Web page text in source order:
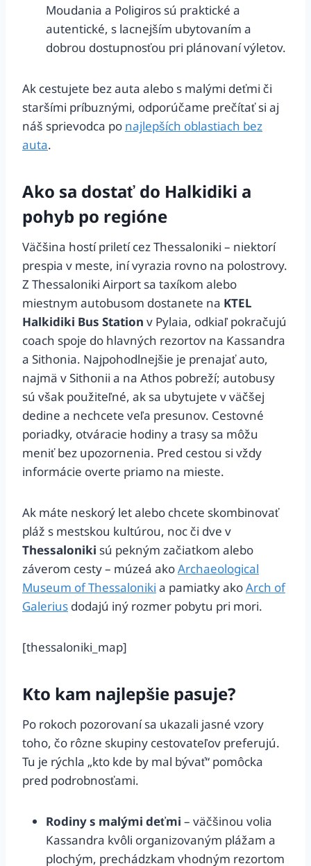
Moudania a Poligiros sú praktické a
autentické, s lacnejším ubytovaním a
dobrou dostupnosťou pri plánovaní výletov.
Ak cestujete bez auta alebo s malými deťmi či
staršími príbuznými, odporúčame prečítať si aj
náš sprievodca po najlepších oblastiach bez
auta.
Ako sa dostať do Halkidiki a
pohyb po regióne
Väčšina hostí priletí cez Thessaloniki – niektorí
prespia v meste, iní vyrazia rovno na polostrovy.
Z Thessaloniki Airport sa taxíkom alebo
miestnym autobusom dostanete na KTEL
Halkidiki Bus Station v Pylaia, odkiaľ pokračujú
coach spoje do hlavných rezortov na Kassandra
a Sithonia. Najpohodlnejšie je prenajať auto,
najmä v Sithonii a na Athos pobreží; autobusy
sú však použiteľné, ak sa ubytujete v väčšej
dedine a nechcete veľa presunov. Cestovné
poriadky, otváracie hodiny a trasy sa môžu
meniť bez upozornenia. Pred cestou si vždy
informácie overte priamo na mieste.
Ak máte neskorý let alebo chcete skombinovať
pláž s mestskou kultúrou, noc či dve v
Thessaloniki sú pekným začiatkom alebo
záverom cesty – múzeá akoArchaeological
Museum of Thessaloniki a pamiatky akoArch of
Galerius dodajú iný rozmer pobytu pri mori.
[thessaloniki_map]
Kto kam najlepšie pasuje?
Po rokoch pozorovaní sa ukazali jasné vzory
toho, čo rôzne skupiny cestovateľov preferujú.
Tu je rýchla „kto kde by mal bývať“ pomôcka
pred podrobnosťami.
Rodiny s malými deťmi – väčšinou volia
Kassandra kvôli organizovaným plážam a
plochým, prechádzkam vhodným rezortom